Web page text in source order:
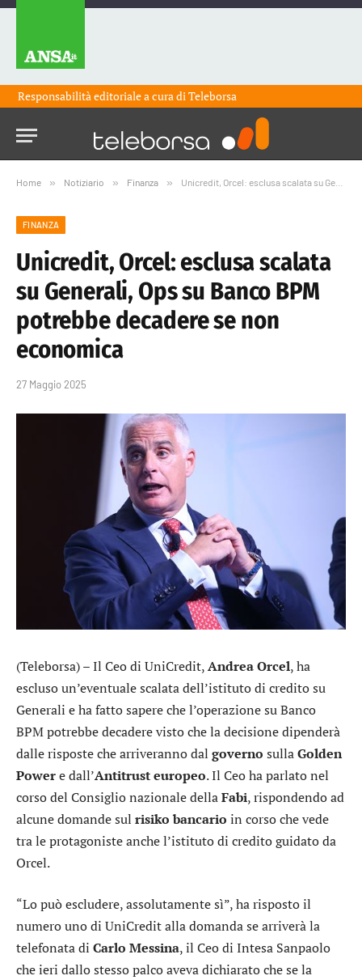
Responsabilità editoriale a cura diTeleborsa
Home » Notiziario » Finanza » Unicredit, Orcel: esclusa scalata su Generali, Ops su Banco BPM potrebbe decadere se non economica
FINANZA
Unicredit, Orcel: esclusa scalata
su Generali, Ops su Banco BPM
potrebbe decadere se non
economica
27 Maggio 2025
(Teleborsa) – Il Ceo di UniCredit,Andrea Orcel, ha
escluso un’eventuale scalata dell’istituto di credito su
Generali e ha fatto sapere che l’operazione suBanco
BPMpotrebbe decadere visto che la decisione dipenderà
dalle risposte che arriveranno dal governo sullaGolden
Powere dall’Antitrust europeo. Il Ceo ha parlato nel
corso del Consiglio nazionale dellaFabi, rispondendo ad
alcune domande sul risiko bancario in corso che vede
tra le protagoniste anche l’istituto di credito guidato da
Orcel.
“Lo può escludere, assolutamente sì”, ha risposto il
numero uno di UniCredit alla domanda se arriverà la
telefonata di Carlo Messina, il Ceo di Intesa Sanpaolo
che ieri dallo stesso palco aveva dichiarato che se la